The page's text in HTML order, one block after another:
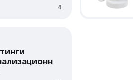
4